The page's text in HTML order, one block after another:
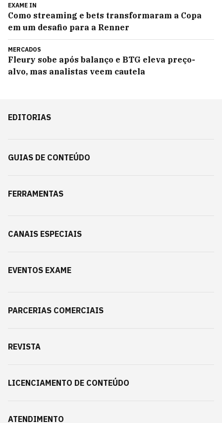
EXAME IN
Como streaming e bets transformaram a Copa
em um desafio para a Renner
MERCADOS
Fleury sobe após balanço e BTG eleva preço-
alvo, mas analistas veem cautela
EDITORIAS
GUIAS DE CONTEÚDO
FERRAMENTAS
CANAIS ESPECIAIS
EVENTOS EXAME
PARCERIAS COMERCIAIS
REVISTA
LICENCIAMENTO DE CONTEÚDO
ATENDIMENTO